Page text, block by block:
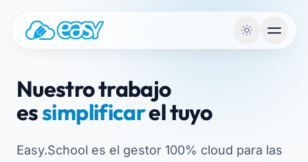
Nuestro trabajo
essimplificarel tuyo
Easy.School es el gestor 100% cloud para las